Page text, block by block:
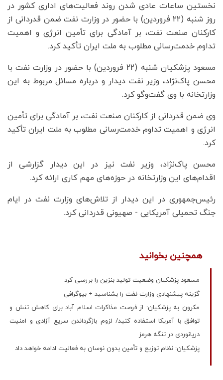
نخستین ساعات عادی شدن روند فعالیت‌های اداری کشور در
روز شنبه (22 فروردین) با حضور در وزارت نفت ضمن قدردانی از
کارکنان صنعت نفت، بر آمادگی برای تأمین انرژی و اهمیت
تداوم خدمت‌رسانی مطلوب به ملت ایران تأکید کرد.
مسعود پزشکیان شنبه (22 فروردین) با حضور در وزارت نفت با
محسن پاک‌نژاد، وزیر نفت دیدار و درباره مسائل مربوط به این
وزارتخانه با وی گفت‌وگو کرد.
وی ضمن قدردانی از کارکنان صنعت نفت، بر آمادگی برای تأمین
انرژی و اهمیت تداوم خدمت‌رسانی مطلوب به ملت ایران تأکید
کرد.
محسن پاک‌نژاد، وزیر نفت نیز در این دیدار گزارشی از
اقدام‌های این وزارتخانه در حوزه‌های مهم کاری ارائه کرد.
رئیس‌جمهوری در این دیدار از تلاش‌های وزارت نفت در ایام
جنگ تحمیلی آمریکایی - صهیونی قدردانی کرد.
همچنین بخوانید
مسعود پزشکیان وضعیت تولید بنزین را بررسی کرد
گزینه پیشنهادی وزارت نفت را بشناسید + بیوگرافی
مکرون به پزشکیان: از فرصت مذاکرات اسلام آباد برای کاهش تنش و
توافق با آمریکا استفاده کنید/ لزوم بازگرداندن سریع آزادی و امنیت
دریانوردی در تنگه هرمز
پزشکیان: نظام توزیع و تأمین بدون نوسان به فعالیت ادامه خواهد داد